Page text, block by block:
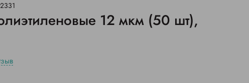
12 мкм (50 шт),